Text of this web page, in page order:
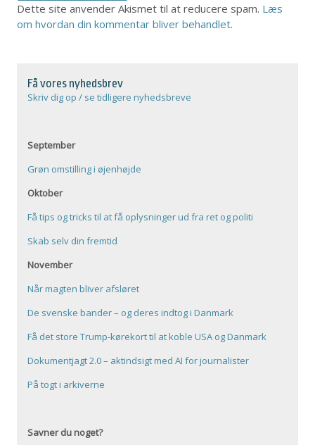
Dette site anvender Akismet til at reducere spam. Læs
om hvordan din kommentar bliver behandlet.
Få vores nyhedsbrev
Skriv dig op / se tidligere nyhedsbreve
September
Grøn omstilling i øjenhøjde
Oktober
Få tips og tricks til at få oplysninger ud fra ret og politi
Skab selv din fremtid
November
Når magten bliver afsløret
De svenske bander – og deres indtog i Danmark
Få det store Trump-kørekort til at koble USA og Danmark
Dokumentjagt 2.0 – aktindsigt med AI for journalister
På togt i arkiverne
Savner du noget?